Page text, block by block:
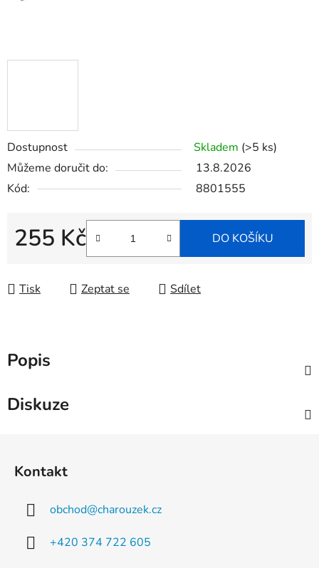
Dostupnost Skladem (>5 ks)
Můžeme doručit do:
13.8.2026
Kód:
8801555
255 Kč DO KOŠÍKU
Tisk Zeptat se Sdílet
Popis
Diskuze
Kontakt
obchod@charouzek.cz
+420 374 722 605